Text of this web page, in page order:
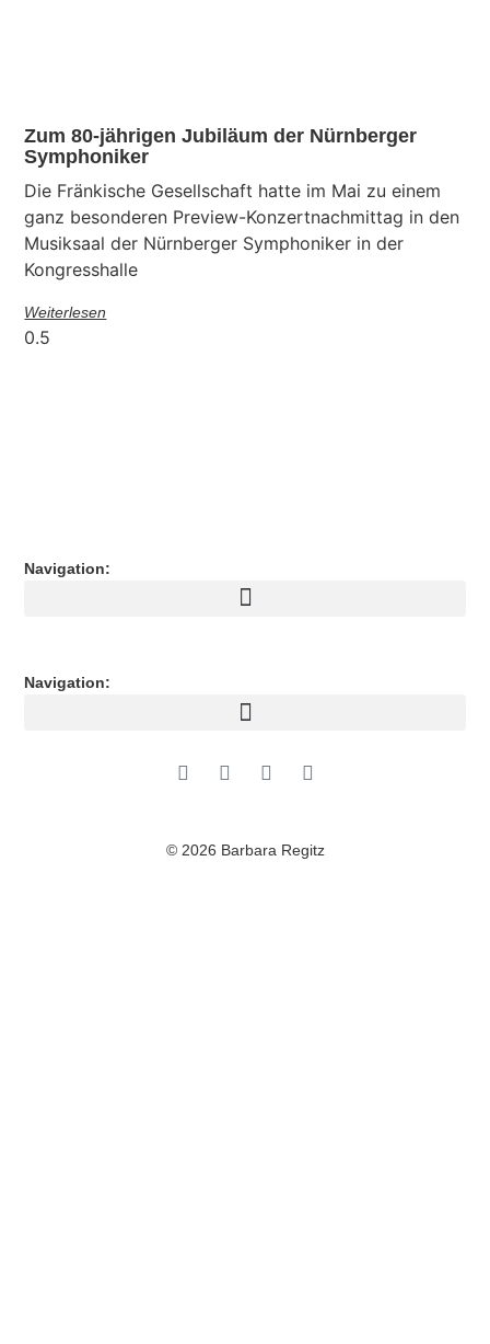
Zum 80-jährigen Jubiläum der Nürnberger
Symphoniker
Die Fränkische Gesellschaft hatte im Mai zu einem
ganz besonderen Preview-Konzertnachmittag in den
Musiksaal der Nürnberger Symphoniker in der
Kongresshalle
Weiterlesen
Navigation:
Navigation:
© 2026 Barbara Regitz